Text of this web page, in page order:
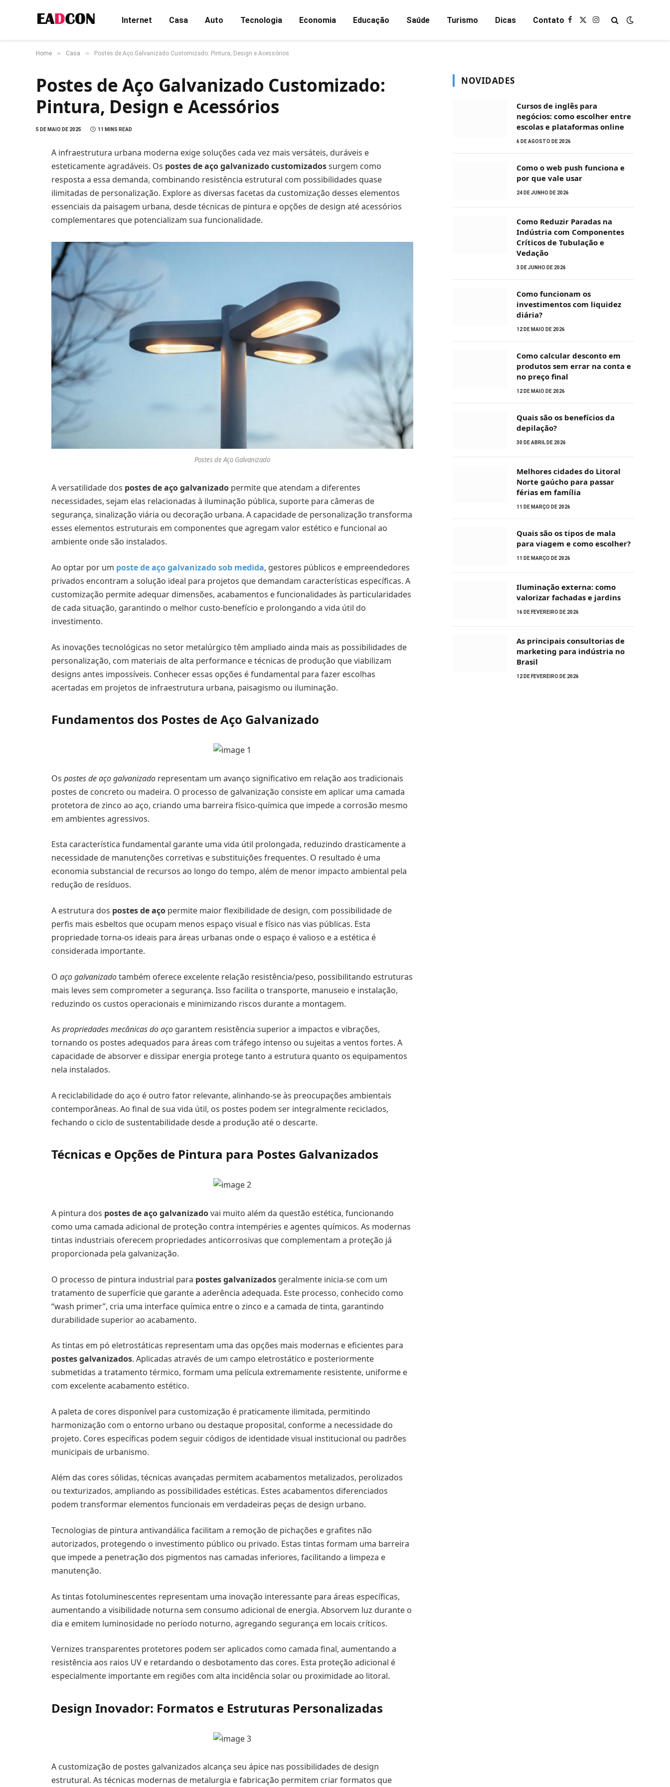
Internet Casa Auto Tecnologia Economia Educação Saúde Turismo Dicas Contato Facebook
X
Instagram
Home » Casa » Postes de Aço Galvanizado Customizado: Pintura, Design e Acessórios
Postes de Aço Galvanizado Customizado:
Pintura, Design e Acessórios
5 DE MAIO DE 2025 11 MINS READ
A infraestrutura urbana moderna exige soluções cada vez mais versáteis, duráveis e
esteticamente agradáveis. Os postes de aço galvanizado customizadossurgem como
resposta a essa demanda, combinando resistência estrutural com possibilidades quase
ilimitadas de personalização. Explore as diversas facetas da customização desses elementos
essenciais da paisagem urbana, desde técnicas de pintura e opções de design até acessórios
complementares que potencializam sua funcionalidade.
Postes de Aço Galvanizado
A versatilidade dos postes de aço galvanizado permite que atendam a diferentes
necessidades, sejam elas relacionadas à iluminação pública, suporte para câmeras de
segurança, sinalização viária ou decoração urbana. A capacidade de personalização transforma
esses elementos estruturais em componentes que agregam valor estético e funcional ao
ambiente onde são instalados.
Ao optar por um poste de aço galvanizado sob medida, gestores públicos e empreendedores
privados encontram a solução ideal para projetos que demandam características específicas. A
customização permite adequar dimensões, acabamentos e funcionalidades às particularidades
de cada situação, garantindo o melhor custo-benefício e prolongando a vida útil do
investimento.
As inovações tecnológicas no setor metalúrgico têm ampliado ainda mais as possibilidades de
personalização, com materiais de alta performance e técnicas de produção que viabilizam
designs antes impossíveis. Conhecer essas opções é fundamental para fazer escolhas
acertadas em projetos de infraestrutura urbana, paisagismo ou iluminação.
Fundamentos dos Postes de Aço Galvanizado
Os postes de aço galvanizado representam um avanço significativo em relação aos tradicionais
postes de concreto ou madeira. O processo de galvanização consiste em aplicar uma camada
protetora de zinco ao aço, criando uma barreira físico-química que impede a corrosão mesmo
em ambientes agressivos.
Esta característica fundamental garante uma vida útil prolongada, reduzindo drasticamente a
necessidade de manutenções corretivas e substituições frequentes. O resultado é uma
economia substancial de recursos ao longo do tempo, além de menor impacto ambiental pela
redução de resíduos.
A estrutura dos postes de aço permite maior flexibilidade de design, com possibilidade de
perfis mais esbeltos que ocupam menos espaço visual e físico nas vias públicas. Esta
propriedade torna-os ideais para áreas urbanas onde o espaço é valioso e a estética é
considerada importante.
O aço galvanizadotambém oferece excelente relação resistência/peso, possibilitando estruturas
mais leves sem comprometer a segurança. Isso facilita o transporte, manuseio e instalação,
reduzindo os custos operacionais e minimizando riscos durante a montagem.
As propriedades mecânicas do aço garantem resistência superior a impactos e vibrações,
tornando os postes adequados para áreas com tráfego intenso ou sujeitas a ventos fortes. A
capacidade de absorver e dissipar energia protege tanto a estrutura quanto os equipamentos
nela instalados.
A reciclabilidade do aço é outro fator relevante, alinhando-se às preocupações ambientais
contemporâneas. Ao final de sua vida útil, os postes podem ser integralmente reciclados,
fechando o ciclo de sustentabilidade desde a produção até o descarte.
Técnicas e Opções de Pintura para Postes Galvanizados
A pintura dos postes de aço galvanizadovai muito além da questão estética, funcionando
como uma camada adicional de proteção contra intempéries e agentes químicos. As modernas
tintas industriais oferecem propriedades anticorrosivas que complementam a proteção já
proporcionada pela galvanização.
O processo de pintura industrial para postes galvanizados geralmente inicia-se com um
tratamento de superfície que garante a aderência adequada. Este processo, conhecido como
“wash primer”, cria uma interface química entre o zinco e a camada de tinta, garantindo
durabilidade superior ao acabamento.
As tintas em pó eletrostáticas representam uma das opções mais modernas e eficientes para
postes galvanizados. Aplicadas através de um campo eletrostático e posteriormente
submetidas a tratamento térmico, formam uma película extremamente resistente, uniforme e
com excelente acabamento estético.
A paleta de cores disponível para customização é praticamente ilimitada, permitindo
harmonização com o entorno urbano ou destaque proposital, conforme a necessidade do
projeto. Cores específicas podem seguir códigos de identidade visual institucional ou padrões
municipais de urbanismo.
Além das cores sólidas, técnicas avançadas permitem acabamentos metalizados, perolizados
ou texturizados, ampliando as possibilidades estéticas. Estes acabamentos diferenciados
podem transformar elementos funcionais em verdadeiras peças de design urbano.
Tecnologias de pintura antivandálica facilitam a remoção de pichações e grafites não
autorizados, protegendo o investimento público ou privado. Estas tintas formam uma barreira
que impede a penetração dos pigmentos nas camadas inferiores, facilitando a limpeza e
manutenção.
As tintas fotoluminescentes representam uma inovação interessante para áreas específicas,
aumentando a visibilidade noturna sem consumo adicional de energia. Absorvem luz durante o
dia e emitem luminosidade no período noturno, agregando segurança em locais críticos.
Vernizes transparentes protetores podem ser aplicados como camada final, aumentando a
resistência aos raios UV e retardando o desbotamento das cores. Esta proteção adicional é
especialmente importante em regiões com alta incidência solar ou proximidade ao litoral.
Design Inovador: Formatos e Estruturas Personalizadas
A customização de postes galvanizados alcança seu ápice nas possibilidades de design
estrutural. As técnicas modernas de metalurgia e fabricação permitem criar formatos que
NOVIDADES
Cursos de inglês para
negócios: como escolher entre
escolas e plataformas online
6 DE AGOSTO DE 2026
Como o web push funciona e
por que vale usar
24 DE JUNHO DE 2026
Como Reduzir Paradas na
Indústria com Componentes
Críticos de Tubulação e
Vedação
3 DE JUNHO DE 2026
Como funcionam os
investimentos com liquidez
diária?
12 DE MAIO DE 2026
Como calcular desconto em
produtos sem errar na conta e
no preço final
12 DE MAIO DE 2026
Quais são os benefícios da
depilação?
30 DE ABRIL DE 2026
Melhores cidades do Litoral
Norte gaúcho para passar
férias em família
11 DE MARÇO DE 2026
Quais são os tipos de mala
para viagem e como escolher?
11 DE MARÇO DE 2026
Iluminação externa: como
valorizar fachadas e jardins
16 DE FEVEREIRO DE 2026
As principais consultorias de
marketing para indústria no
Brasil
12 DE FEVEREIRO DE 2026